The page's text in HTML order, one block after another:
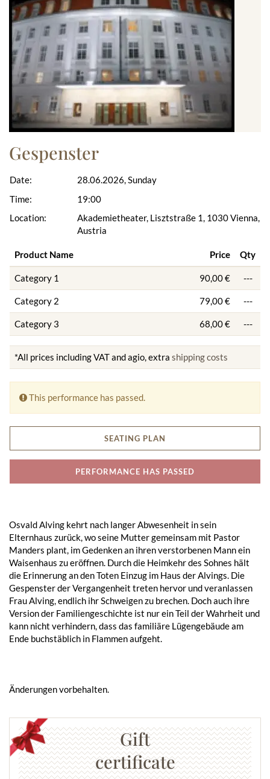
Gespenster
Date:
Time:
Location:
28.06.2026, Sunday
19:00
Akademietheater, Lisztstraße 1, 1030 Vienna,
Austria
Product Name Price Qty
Category 1 90,00 € ---
Category 2 79,00 € ---
Category 3 68,00 € ---
*All prices including VAT and agio, extra shipping costs
This performance has passed.
SEATING PLAN
PERFORMANCE HAS PASSED
Osvald Alving kehrt nach langer Abwesenheit in sein
Elternhaus zurück, wo seine Mutter gemeinsam mit Pastor
Manders plant, im Gedenken an ihren verstorbenen Mann ein
Waisenhaus zu eröffnen. Durch die Heimkehr des Sohnes hält
die Erinnerung an den Toten Einzug im Haus der Alvings. Die
Gespenster der Vergangenheit treten hervor und veranlassen
Frau Alving, endlich ihr Schweigen zu brechen. Doch auch ihre
Version der Familiengeschichte ist nur ein Teil der Wahrheit und
kann nicht verhindern, dass das familiäre Lügengebäude am
Ende buchstäblich in Flammen aufgeht.
Änderungen vorbehalten.
Gift
certificate